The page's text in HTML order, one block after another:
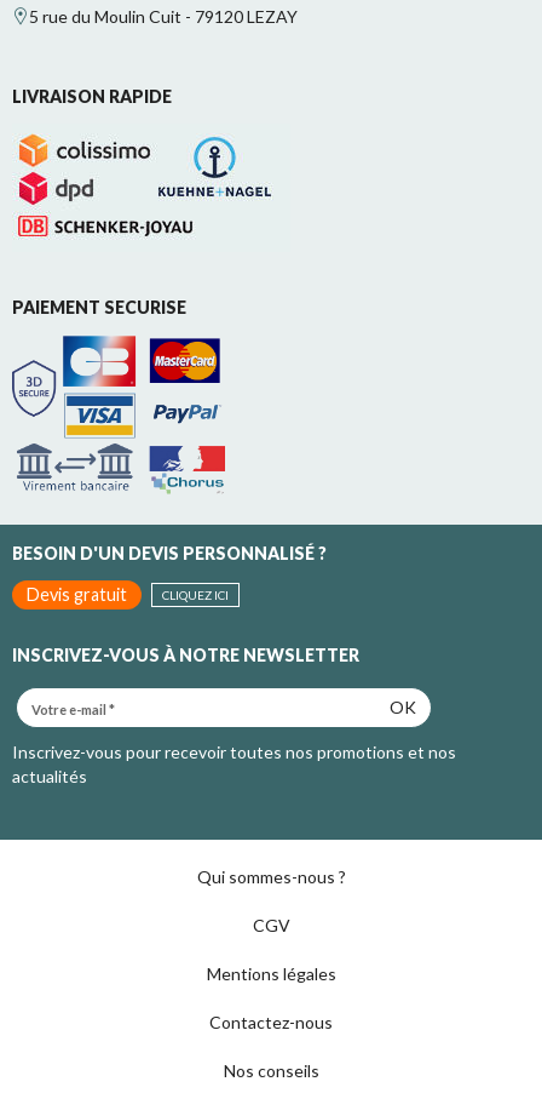
5 rue du Moulin Cuit - 79120 LEZAY
LIVRAISON RAPIDE
PAIEMENT SECURISE
BESOIN D'UN DEVIS PERSONNALISÉ ?
Devis gratuit
CLIQUEZ ICI
INSCRIVEZ-VOUS À NOTRE NEWSLETTER
OK
Inscrivez-vous pour recevoir toutes nos promotions et nos
actualités
Qui sommes-nous ?
CGV
Mentions légales
Contactez-nous
Nos conseils